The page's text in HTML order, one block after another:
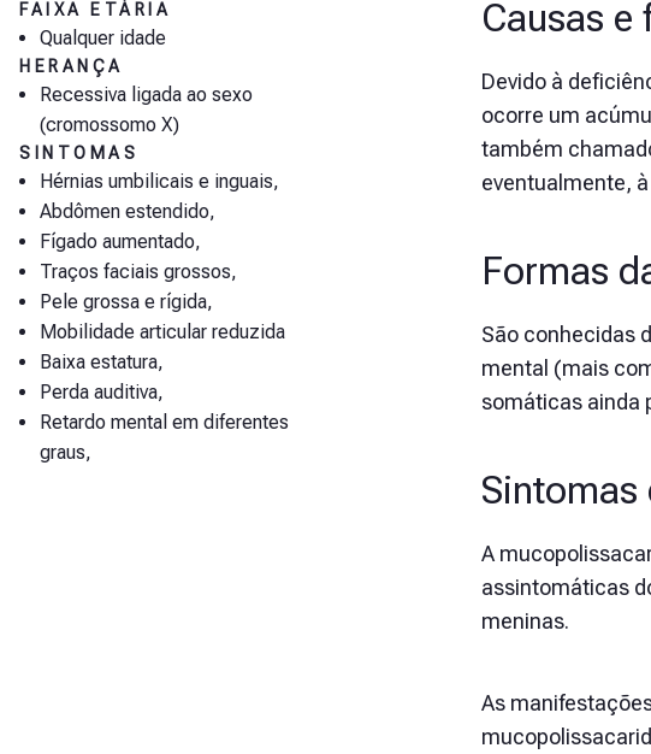
FAIXA ETÁRIA
Qualquer idade
HERANÇA
Recessiva ligada ao sexo
(cromossomo X)
SINTOMAS
Hérnias umbilicais e inguais,
Abdômen estendido,
Fígado aumentado,
Traços faciais grossos,
Pele grossa e rígida,
Mobilidade articular reduzida
Baixa estatura,
Perda auditiva,
Retardo mental em diferentes
graus,
Causas
Devido à
ocorre um
também
eventualmente,
Formas
São conhecidas
mental (mais
somáticas ainda
A
assintomáticas
meninas.
As